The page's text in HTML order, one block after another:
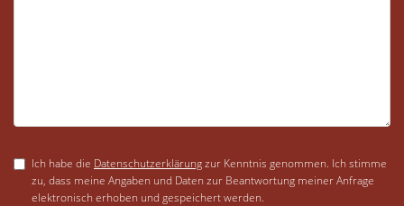
Ich habe die Datenschutzerklärungzur Kenntnis genommen. Ich stimme
zu, dass meine Angaben und Daten zur Beantwortung meiner Anfrage
elektronisch erhoben und gespeichert werden.